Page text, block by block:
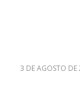
3 DE AGOSTO DE